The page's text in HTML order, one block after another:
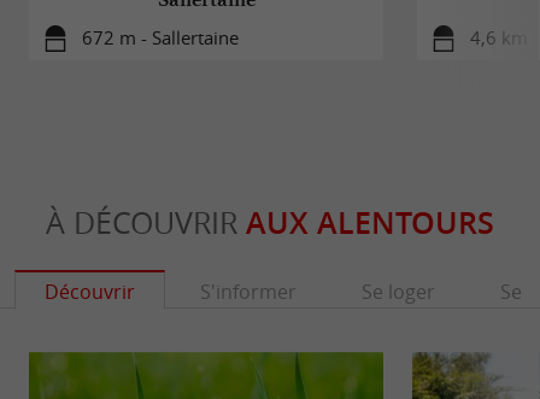
672 m - Sallertaine 4,6 km
À DÉCOUVRIR AUX ALENTOURS
Découvrir S'informer Se loger Se